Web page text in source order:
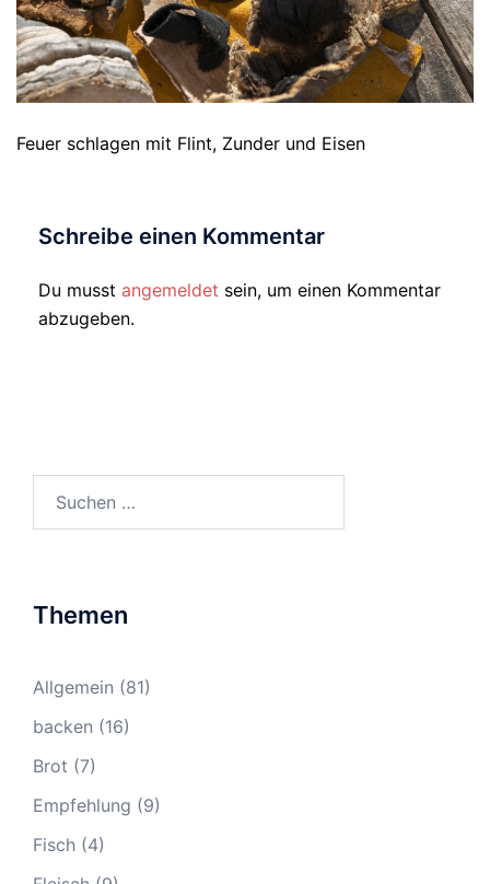
Feuer schlagen mit Flint, Zunder und Eisen
Schreibe einen Kommentar
Du musst angemeldet sein, um einen Kommentar
abzugeben.
nach:
Themen
Allgemein (81)
backen (16)
Brot (7)
Empfehlung (9)
Fisch (4)